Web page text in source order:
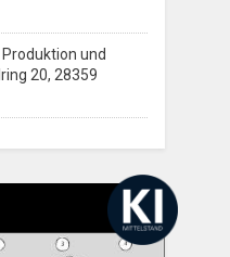
und
20, 28359